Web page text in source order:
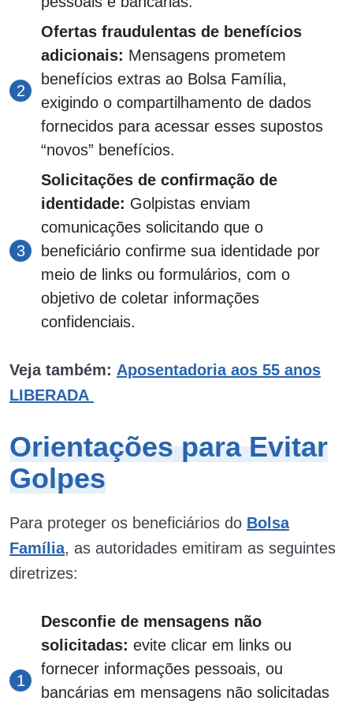
Ofertas fraudulentas de benefícios
adicionais: Mensagens prometem
benefícios extras ao Bolsa Família,
exigindo o compartilhamento de dados
fornecidos para acessar esses supostos
“novos” benefícios.
Solicitações de confirmação de
identidade: Golpistas enviam
comunicações solicitando que o
beneficiário confirme sua identidade por
meio de links ou formulários, com o
objetivo de coletar informações
confidenciais.
Veja também: Aposentadoria aos 55 anos
LIBERADA
Orientações para Evitar
Golpes
Para proteger os beneficiários do Bolsa
Família, as autoridades emitiram as seguintes
diretrizes:
Desconfie de mensagens não
solicitadas: evite clicar em links ou
fornecer informações pessoais, ou
bancárias em mensagens não solicitadas